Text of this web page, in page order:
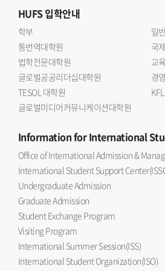
HUFS입학안내
학부
일
통번역대학원
국
법학전문대학원
교
글로벌공공리더십대학원
경
TESOL 대학원
글로벌미디어커뮤니케이션대학원
Informationfor International
Office of International Admission &
International Student Support
Undergraduate Admission
Graduate Admission
Student Exchange Program
Visiting Program
International Summer Session(ISS)
International Student Organization(ISO)